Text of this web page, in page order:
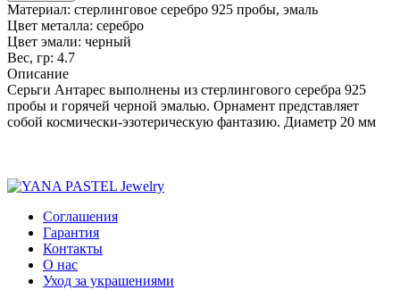
Материал: стерлинговое серебро 925 пробы, эмаль
Цвет металла: серебро
Цвет эмали: черный
Вес, гр: 4.7
Описание
Серьги Антарес выполнены из стерлингового серебра 925
пробы и горячей черной эмалью. Орнамент представляет
собой космически-эзотерическую фантазию. Диаметр 20 мм
Соглашения
Гарантия
Контакты
О нас
Уход за украшениями